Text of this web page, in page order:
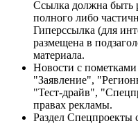
Ссылка должна быть
полного либо
Гиперссылка (для
размещена в
материала.
Новости с
"Заявление",
"Тест-драйв",
правах рекламы.
Раздел Спецпроекты